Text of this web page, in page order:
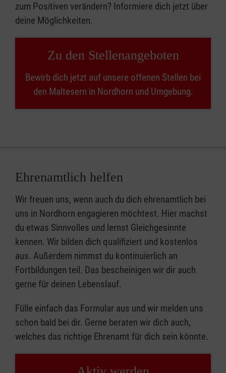
zum Positiven verändern? Informiere dich jetzt über
deine Möglichkeiten.
Zu den Stellenangeboten
Bewirb dich jetzt auf unsere offenen Stellen bei
den Maltesern in Nordhorn und Umgebung.
Ehrenamtlich helfen
Wir freuen uns, wenn auch du dich ehrenamtlich bei
uns in Nordhorn engagieren möchtest. Hier machst
du etwas Sinnvolles und lernst Gleichgesinnte
kennen. Wir bilden dich qualifiziert und kostenlos
aus. Außerdem nimmst du kontinuierlich an
Fortbildungen teil. Das bescheinigen wir dir auch
gerne für deinen Lebenslauf.
Fülle einfach das Formular aus und wir melden uns
schon bald bei dir. Gerne beraten wir dich auch,
welches das richtige Ehrenamt für dich sein könnte.